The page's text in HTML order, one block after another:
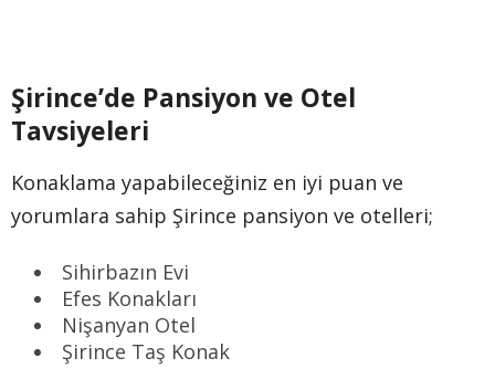
Şirince’de Pansiyon ve Otel
Tavsiyeleri
Konaklama yapabileceğiniz en iyi puan ve
yorumlara sahip Şirince pansiyon ve otelleri;
Sihirbazın Evi
Efes Konakları
Nişanyan Otel
Şirince Taş Konak